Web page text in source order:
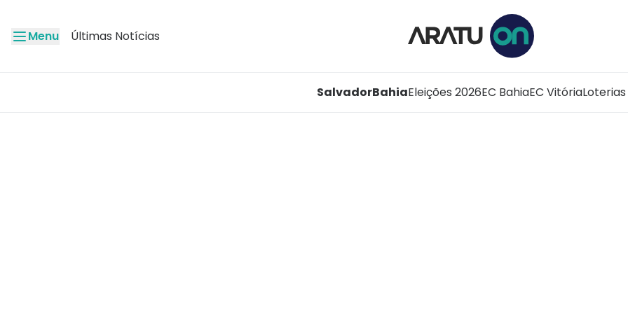
Menu Últimas Notícias
SalvadorBahiaEleições 2026EC BahiaEC VitóriaLoterias